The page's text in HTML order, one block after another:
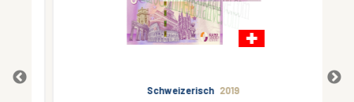
Schweizerisch 2019